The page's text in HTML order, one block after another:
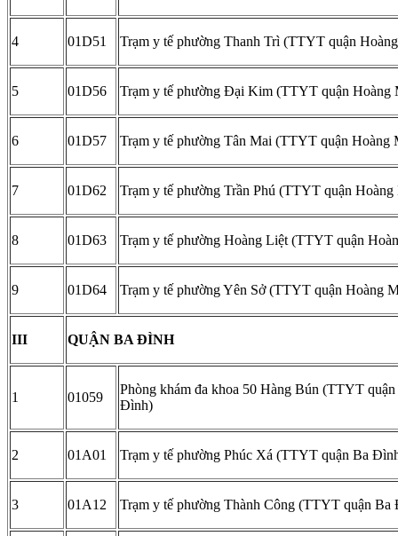
4 01D51 Trạm y tế phường Thanh Trì (TTYT quận
5 01D56 Trạm y tế phường Đại Kim (TTYT quận Hoàng
6 01D57 Trạm y tế phường Tân Mai (TTYT quận Hoàng
7 01D62 Trạm y tế phường Trần Phú (TTYT quận Hoàng
8 01D63 Trạm y tế phường Hoàng Liệt (TTYT quận
9 01D64 Trạm y tế phường Yên Sở (TTYT quận Hoàng
III QUẬN BA ĐÌNH
1 01059
Phòng khám đa khoa 50 Hàng Bún (TTYT quận
Đình)
2 01A01 Trạm y tế phường Phúc Xá (TTYT quận Ba
3 01A12 Trạm y tế phường Thành Công (TTYT quận Ba